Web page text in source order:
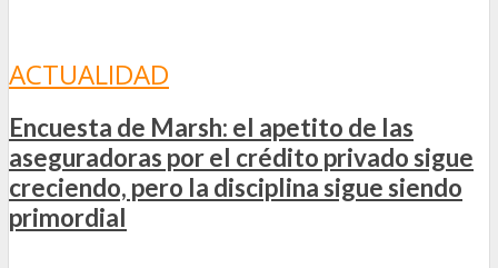
ACTUALIDAD
Encuesta de Marsh: el apetito de las
aseguradoras por el crédito privado sigue
creciendo, pero la disciplina sigue siendo
primordial